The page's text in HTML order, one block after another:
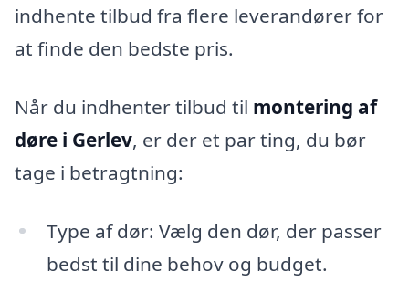
indhente tilbud fra flere leverandører for
at finde den bedste pris.
Når du indhenter tilbud til montering af
døre i Gerlev, er der et par ting, du bør
tage i betragtning:
Type af dør: Vælg den dør, der passer
bedst til dine behov og budget.